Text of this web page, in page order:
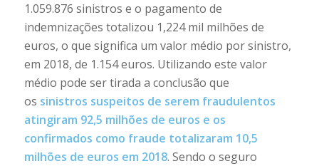
1.059.876 sinistros e o pagamento de
indemnizações totalizou 1,224 mil milhões de
euros, o que significa um valor médio por sinistro,
em 2018, de 1.154 euros. Utilizando este valor
médio pode ser tirada a conclusão que
os sinistros suspeitos de serem fraudulentos
atingiram 92,5 milhões de euros e os
confirmados como fraude totalizaram 10,5
milhões de euros em 2018. Sendo o seguro